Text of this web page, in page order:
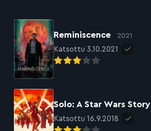
Reminiscence 2021
Katsottu 3.10.2021
Solo: A Star Wars Story
Katsottu 16.9.2018